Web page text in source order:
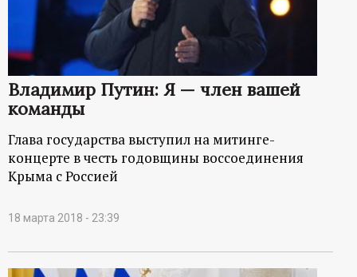
Владимир Путин: Я — член вашей
команды
Глава государства выступил на митинге-
концерте в честь годовщины воссоединения
Крыма с Россией
18 марта 2018 - 23:39